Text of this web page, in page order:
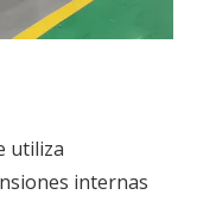
utiliza
internas